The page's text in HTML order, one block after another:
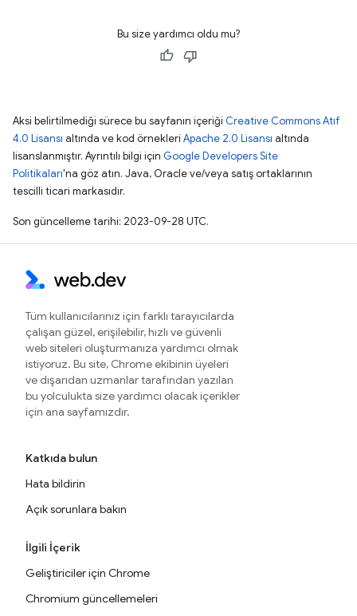
Bu size yardımcı oldu mu?
Aksi belirtilmediği sürece bu sayfanın içeriği Creative Commons Atıf
4.0 Lisansı altında ve kod örnekleri Apache 2.0 Lisansı altında
lisanslanmıştır. Ayrıntılı bilgi için Google Developers Site
Politikaları'na göz atın. Java, Oracle ve/veya satış ortaklarının
tescilli ticari markasıdır.
Son güncelleme tarihi: 2023-09-28 UTC.
Tüm kullanıcılarınız için farklı tarayıcılarda
çalışan güzel, erişilebilir, hızlı ve güvenli
web siteleri oluşturmanıza yardımcı olmak
istiyoruz. Bu site, Chrome ekibinin üyeleri
ve dışarıdan uzmanlar tarafından yazılan
bu yolculukta size yardımcı olacak içerikler
için ana sayfamızdır.
Katkıda bulun
Hata bildirin
Açık sorunlara bakın
İlgili İçerik
Geliştiriciler için Chrome
Chromium güncellemeleri